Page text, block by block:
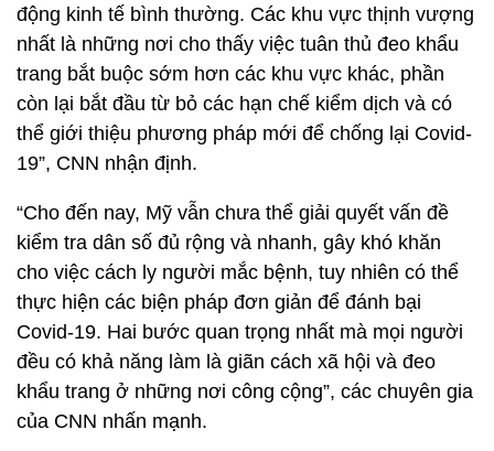
động kinh tế bình thường. Các khu vực thịnh vượng
nhất là những nơi cho thấy việc tuân thủ đeo khẩu
trang bắt buộc sớm hơn các khu vực khác, phần
còn lại bắt đầu từ bỏ các hạn chế kiểm dịch và có
thể giới thiệu phương pháp mới để chống lại Covid-
19”, CNN nhận định.
“Cho đến nay, Mỹ vẫn chưa thể giải quyết vấn đề
kiểm tra dân số đủ rộng và nhanh, gây khó khăn
cho việc cách ly người mắc bệnh, tuy nhiên có thể
thực hiện các biện pháp đơn giản để đánh bại
Covid-19. Hai bước quan trọng nhất mà mọi người
đều có khả năng làm là giãn cách xã hội và đeo
khẩu trang ở những nơi công cộng”, các chuyên gia
của CNN nhấn mạnh.